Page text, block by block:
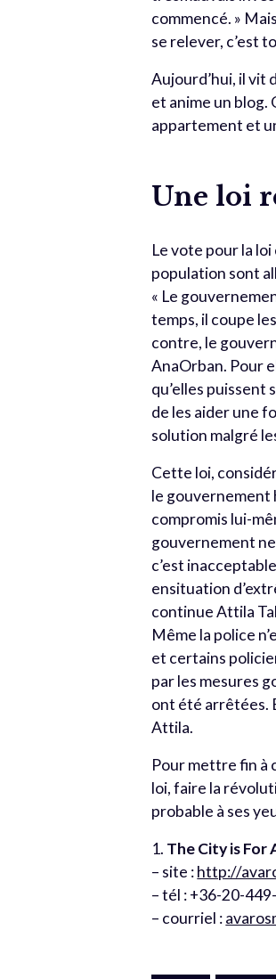
commencé. »
se relever, c’est
Aujourd’hui, il vit
et anime un blog.
appartement et
Une loi
Le vote pour la loi
population sont
« Le
temps, il coupe
contre, le
AnaOrban. Pour
qu’elles puissent
de les aider une
solution malgré
Cette loi,
le gouvernement
compromis lui-
gouvernement
c’est
ensituation
continue Attila
Même la police
et certains
par les mesures
ont été arrêtées.
Attila.
Pour mettre fin à
loi, faire la
probable à ses
1. The City is For
– site :http://
– tél : +36-20-
– courriel :